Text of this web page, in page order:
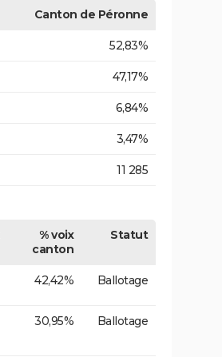
Canton de Péronne
52,83%
47,17%
6,84%
3,47%
11 285
% voix
canton
Statut
42,42% Ballotage
30,95% Ballotage